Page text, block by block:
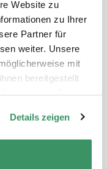
Website zu
zu Ihrer
Partner für
weiter. Unsere
mit
bereitgestellt
Details zeigen
Kultur & Künste, Partizipation, Integration & Inklusion
und ihren
wir gemeinsam